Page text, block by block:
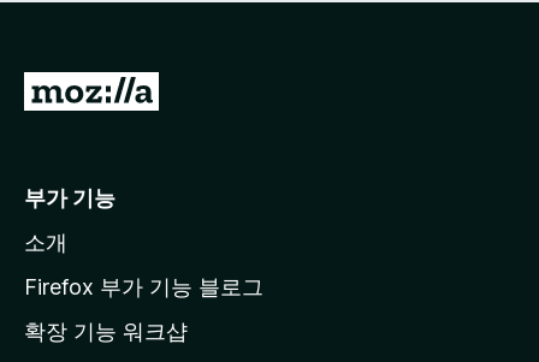
점
습
니
M
l
a
페
부가 기능
소개
Firefox 부가 기능 블로그
확장 기능 워크샵